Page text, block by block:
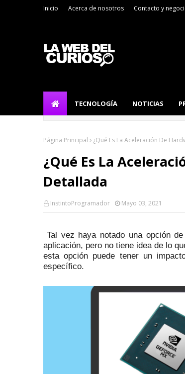
Inicio Acerca de nosotros Contacto y
TECNOLOGÍA NOTICIAS
Página Principal ¿Qué Es La Aceleración De
¿Qué Es La
Detallada
InstintoProgramador Mayo 03, 2021
Tal vez haya notado una opción
aplicación, pero no tiene idea de lo
esta opción puede tener un
específico.